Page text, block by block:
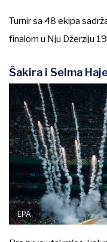
Turnir sa 48 ekipa
finalom u Nju Džerziju
Šakira i Selma
EPA